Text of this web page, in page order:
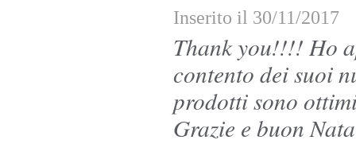
Inserito il 30/11/2017
Thank you!!!! Ho
contento dei suoi
prodotti sono
Grazie e buon